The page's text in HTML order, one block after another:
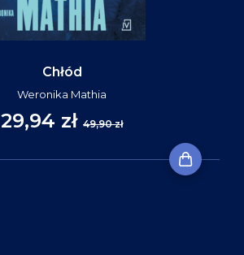
Chłód
Weronika Mathia
29,94 zł 49,90 zł